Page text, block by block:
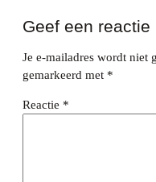
Geef een reactie
Je e-mailadres wordt niet
gemarkeerd met *
Reactie *